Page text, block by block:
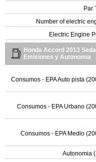
Par
Number of electric
Electric Engine
Honda Accord 2013
Emisiones y Autonomia
Consumos - EPA Auto pista
Consumos - EPA Urbano
Consumos - EPA Medio
Autonomia